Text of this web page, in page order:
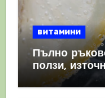
витамини
Пълно
ползи,
имунната